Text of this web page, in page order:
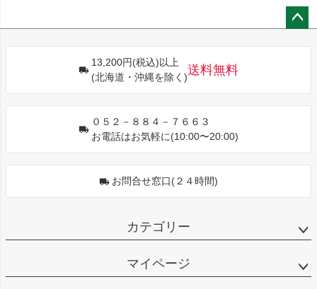
13,200円(税込)以上
(北海道・沖縄を除く)
送料無料
０５２－８８４－７６６３
お電話はお気軽に(10:00〜20:00)
お問合せ窓口(２４時間)
カテゴリー
マイページ